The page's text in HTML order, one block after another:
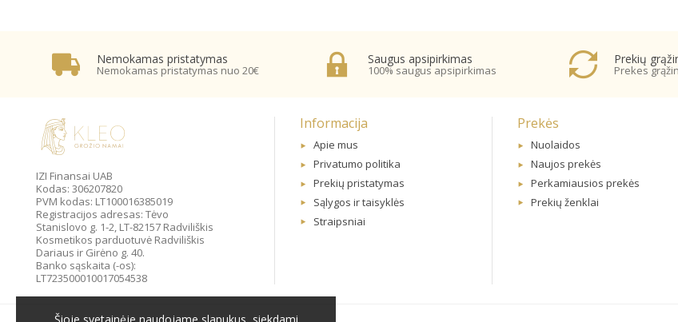
Nemokamas pristatymas
Nemokamas pristatymas nuo 20€
Saugus apsipirkimas
100% saugus apsipirkimas
Prekių
Prekes
IZI Finansai UAB
Kodas: 306207820
PVM kodas: LT100016385019
Registracijos adresas: Tėvo
Stanislovo g. 1-2, LT-82157 Radviliškis
Kosmetikos parduotuvė Radviliškis
Dariaus ir Girėno g. 40.
Banko sąskaita (-os):
LT723500010017054538
Informacija
Apie mus
Privatumo politika
Prekių pristatymas
Sąlygos ir taisyklės
Straipsniai
Prekės
Nuolaidos
Naujos prekės
Perkamiausios prekės
Prekių ženklai